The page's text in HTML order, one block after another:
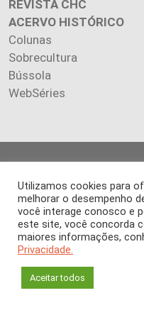
REVISTA CHC
ACERVO HISTÓRICO
Colunas
Sobrecultura
Bússola
WebSéries
Os artigos publicados na
opinião
É proibida a reprodução,
e textos)
Utilizamos cookies para
melhorar o desempenho
você interage conosco e
este site, você concorda
maiores informações,
Privacidade.
Aceitar todos